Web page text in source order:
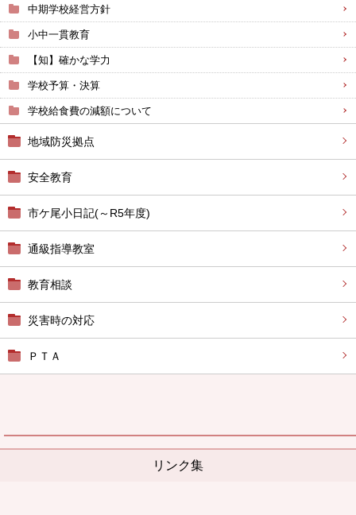
中期学校経営方針
小中一貫教育
【知】確かな学力
学校予算・決算
学校給食費の減額について
地域防災拠点
安全教育
市ケ尾小日記(～R5年度)
通級指導教室
教育相談
災害時の対応
ＰＴＡ
リンク集